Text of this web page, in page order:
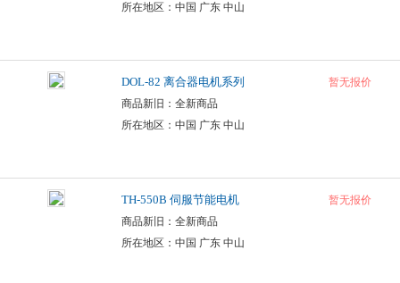
所在地区：中国 广东 中山
DOL-82 离合器电机系列
商品新旧：全新商品
所在地区：中国 广东 中山
暂无报价
TH-550B 伺服节能电机
商品新旧：全新商品
所在地区：中国 广东 中山
暂无报价